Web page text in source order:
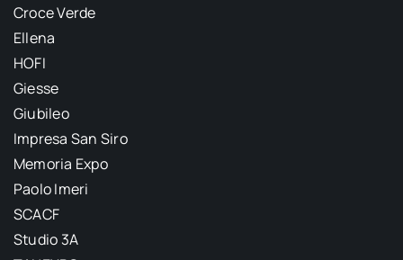
Croce Verde
Ellena
HOFI
Giesse
Giubileo
Impresa San Siro
Memoria Expo
Paolo Imeri
SCACF
Studio 3A